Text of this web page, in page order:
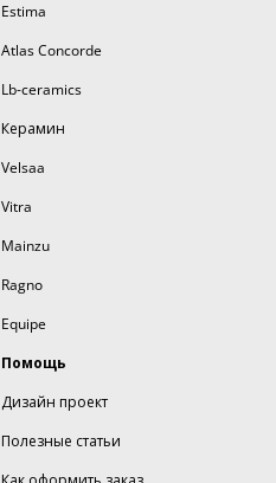
Estima
Atlas Concorde
Lb-ceramics
Керамин
Velsaa
Vitra
Mainzu
Ragno
Equipe
Помощь
Дизайн проект
Полезные статьи